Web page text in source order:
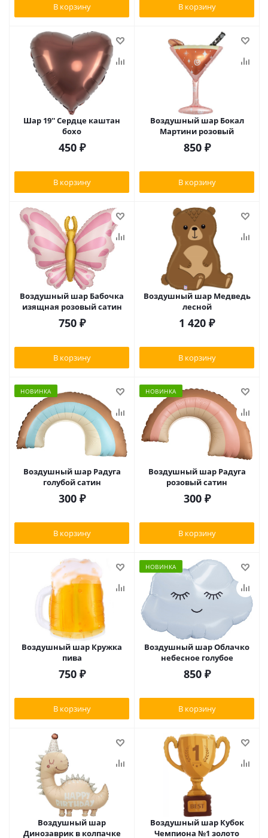
В корзину В корзину
Шар 19'' Сердце каштан
бохо
450₽
В корзину
Воздушный шар Бокал
Мартини розовый
850₽
В корзину
Воздушный шар Бабочка
изящная розовый сатин
750₽
В корзину
Воздушный шар Медведь
лесной
1 420 ₽
В корзину
НОВИНКА
Воздушный шар Радуга
голубой сатин
300₽
В корзину
НОВИНКА
Воздушный шар Радуга
розовый сатин
300₽
В корзину
Воздушный шар Кружка
пива
750₽
В корзину
НОВИНКА
Воздушный шар Облачко
небесное голубое
850₽
В корзину
Воздушный шар
Динозаврик в колпачке
Воздушный шар Кубок
Чемпиона №1 золото